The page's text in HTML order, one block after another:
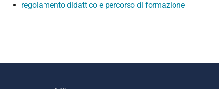
regolamento didattico e percorso di formazione